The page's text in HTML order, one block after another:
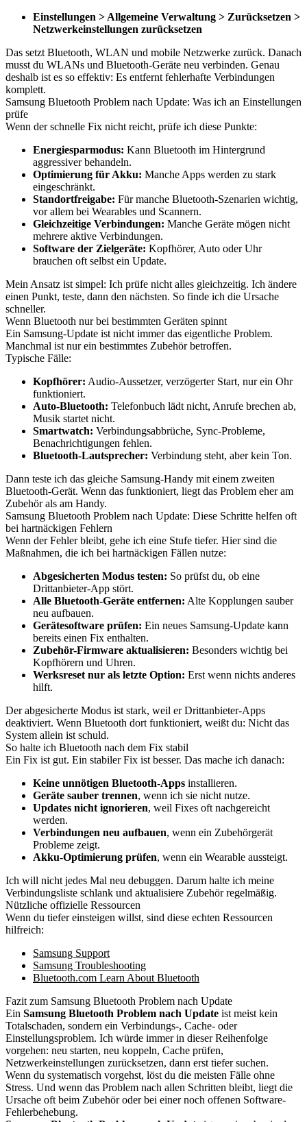
Einstellungen > Allgemeine Verwaltung > Zurücksetzen >
Netzwerkeinstellungen zurücksetzen
Das setzt Bluetooth, WLAN und mobile Netzwerke zurück. Danach
musst du WLANs und Bluetooth-Geräte neu verbinden. Genau
deshalb ist es so effektiv: Es entfernt fehlerhafte Verbindungen
komplett.
Samsung Bluetooth Problem nach Update: Was ich an Einstellungen
prüfe
Wenn der schnelle Fix nicht reicht, prüfe ich diese Punkte:
Energiesparmodus: Kann Bluetooth im Hintergrund
aggressiver behandeln.
Optimierung für Akku: Manche Apps werden zu stark
eingeschränkt.
Standortfreigabe: Für manche Bluetooth-Szenarien wichtig,
vor allem bei Wearables und Scannern.
Gleichzeitige Verbindungen: Manche Geräte mögen nicht
mehrere aktive Verbindungen.
Software der Zielgeräte: Kopfhörer, Auto oder Uhr
brauchen oft selbst ein Update.
Mein Ansatz ist simpel: Ich prüfe nicht alles gleichzeitig. Ich ändere
einen Punkt, teste, dann den nächsten. So finde ich die Ursache
schneller.
Wenn Bluetooth nur bei bestimmten Geräten spinnt
Ein Samsung-Update ist nicht immer das eigentliche Problem.
Manchmal ist nur ein bestimmtes Zubehör betroffen.
Typische Fälle:
Kopfhörer: Audio-Aussetzer, verzögerter Start, nur ein Ohr
funktioniert.
Auto-Bluetooth: Telefonbuch lädt nicht, Anrufe brechen ab,
Musik startet nicht.
Smartwatch: Verbindungsabbrüche, Sync-Probleme,
Benachrichtigungen fehlen.
Bluetooth-Lautsprecher: Verbindung steht, aber kein Ton.
Dann teste ich das gleiche Samsung-Handy mit einem zweiten
Bluetooth-Gerät. Wenn das funktioniert, liegt das Problem eher am
Zubehör als am Handy.
Samsung Bluetooth Problem nach Update: Diese Schritte helfen oft
bei hartnäckigen Fehlern
Wenn der Fehler bleibt, gehe ich eine Stufe tiefer. Hier sind die
Maßnahmen, die ich bei hartnäckigen Fällen nutze:
Abgesicherten Modus testen: So prüfst du, ob eine
Drittanbieter-App stört.
Alle Bluetooth-Geräte entfernen: Alte Kopplungen sauber
neu aufbauen.
Gerätesoftware prüfen: Ein neues Samsung-Update kann
bereits einen Fix enthalten.
Zubehör-Firmware aktualisieren: Besonders wichtig bei
Kopfhörern und Uhren.
Werksreset nur als letzte Option: Erst wenn nichts anderes
hilft.
Der abgesicherte Modus ist stark, weil er Drittanbieter-Apps
deaktiviert. Wenn Bluetooth dort funktioniert, weißt du: Nicht das
System allein ist schuld.
So halte ich Bluetooth nach dem Fix stabil
Ein Fix ist gut. Ein stabiler Fix ist besser. Das mache ich danach:
Keine unnötigen Bluetooth-Apps installieren.
Geräte sauber trennen, wenn ich sie nicht nutze.
Updates nicht ignorieren, weil Fixes oft nachgereicht
werden.
Verbindungen neu aufbauen, wenn ein Zubehörgerät
Probleme zeigt.
Akku-Optimierung prüfen, wenn ein Wearable aussteigt.
Ich will nicht jedes Mal neu debuggen. Darum halte ich meine
Verbindungsliste schlank und aktualisiere Zubehör regelmäßig.
Nützliche offizielle Ressourcen
Wenn du tiefer einsteigen willst, sind diese echten Ressourcen
hilfreich:
Samsung Support
Samsung Troubleshooting
Bluetooth.com Learn About Bluetooth
Fazit zum Samsung Bluetooth Problem nach Update
Ein Samsung Bluetooth Problem nach Update ist meist kein
Totalschaden, sondern ein Verbindungs-, Cache- oder
Einstellungsproblem. Ich würde immer in dieser Reihenfolge
vorgehen: neu starten, neu koppeln, Cache prüfen,
Netzwerkeinstellungen zurücksetzen, dann erst tiefer suchen.
Wenn du systematisch vorgehst, löst du die meisten Fälle ohne
Stress. Und wenn das Problem nach allen Schritten bleibt, liegt die
Ursache oft beim Zubehör oder bei einer noch offenen Software-
Fehlerbehebung.